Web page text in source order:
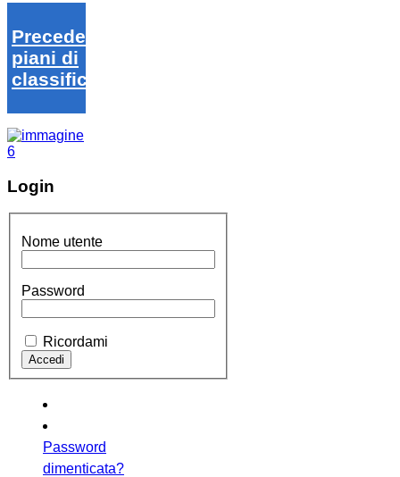
Precedenti
piani di
classifica
Login
Nome utente
Password
Ricordami
Password
dimenticata?